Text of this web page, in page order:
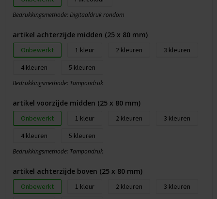
Bedrukkingsmethode: Digitaaldruk rondom
artikel achterzijde midden (25 x 80 mm)
Onbewerkt 1 2
3
4
5
Bedrukkingsmethode: Tampondruk
artikel voorzijde midden (25 x 80 mm)
Onbewerkt 1 2
3
4
5
Bedrukkingsmethode: Tampondruk
artikel achterzijde boven (25 x 80 mm)
Onbewerkt 1 2
3